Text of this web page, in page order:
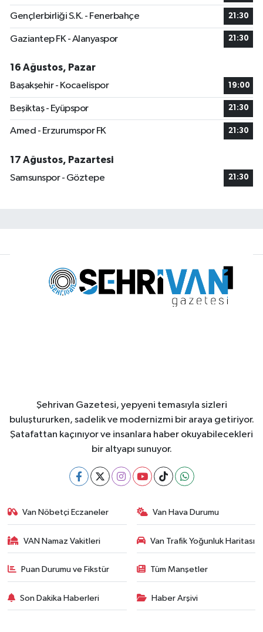
Gençlerbirliği S.K. - Fenerbahçe 21:30
Gaziantep FK - Alanyaspor 21:30
16 Ağustos, Pazar
Başakşehir - Kocaelispor
19:00
Beşiktaş - Eyüpspor 21:30
Amed - Erzurumspor FK 21:30
17 Ağustos, Pazartesi
Samsunspor - Göztepe
21:30
Şehrivan Gazetesi, yepyeni temasıyla sizleri
buluştururken, sadelik ve modernizmi bir araya getiriyor.
Şatafattan kaçınıyor ve insanlara haber okuyabilecekleri
bir altyapı sunuyor.
Van Nöbetçi Eczaneler Van Hava Durumu
VAN Namaz Vakitleri Van Trafik Yoğunluk Haritası
Puan Durumu ve Fikstür Tüm Manşetler
Son Dakika Haberleri Haber Arşivi